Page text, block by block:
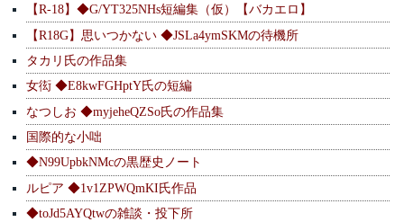
【R-18】◆G/YT325NHs短編集（仮）【バカエロ】
【R18G】思いつかない ◆JSLa4ymSKMの待機所
タカリ氏の作品集
女衒 ◆E8kwFGHptY氏の短編
なつしお ◆myjeheQZSo氏の作品集
国際的な小咄
◆N99UpbkNMcの黒歴史ノート
ルピア ◆1v1ZPWQmKI氏作品
◆toJd5AYQtwの雑談・投下所